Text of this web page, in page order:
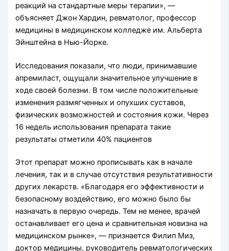
реакций на стандартные меры терапии», —
объясняет Джон Хардин, ревматолог, профессор
медицины в медицинском колледже им. Альберта
Эйнштейна в Нью-Йорке.
Исследования показали, что люди, принимавшие
апремиласт, ощущали значительное улучшение в
ходе своей болезни. В том числе положительные
изменения размягченных и опухших суставов,
физических возможностей и состояния кожи. Через
16 недель использования препарата такие
результаты отметили 40% пациентов
Этот препарат можно прописывать как в начале
лечения, так и в случае отсутствия результативности
других лекарств. «Благодаря его эффективности и
безопасному воздействию, его можно было бы
назначать в первую очередь. Тем не менее, врачей
останавливает его цена и сравнительная новизна на
медицинском рынке», — признается Филип Миз,
доктор медицины, руководитель ревматологических